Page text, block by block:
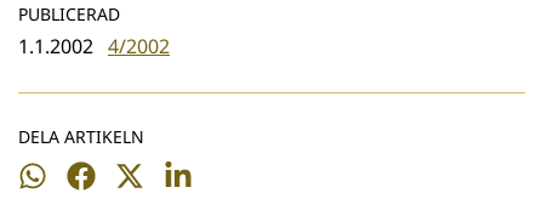
PUBLICERAD
1.1.2002 4/2002
DELA ARTIKELN
Dela
Dela
Dela
Dela